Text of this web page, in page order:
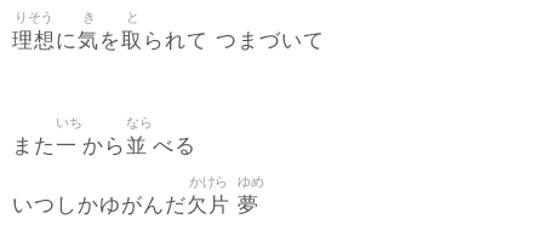
理想
りそう
に気
き
を取
と
られて つまづいて
また一
いち
から 並
なら
べる
いつしかゆがんだ欠片
かけら
夢
ゆめ